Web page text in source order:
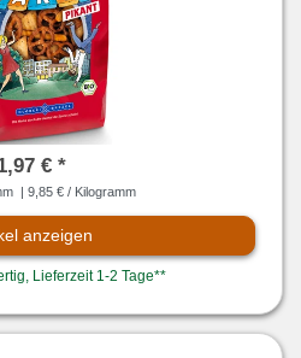
€ *
| 9,85 € / Kilogramm
anzeigen
Lieferzeit 1-2 Tage**